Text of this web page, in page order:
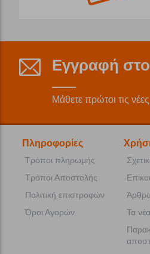
Εγγραφή
Μάθετε πρώτοι τις
Πληροφορίες
Τρόποι πληρωμής
Τρόποι Αποστολής
Πολιτική επιστροφών
Όροι Αγορών
Τα